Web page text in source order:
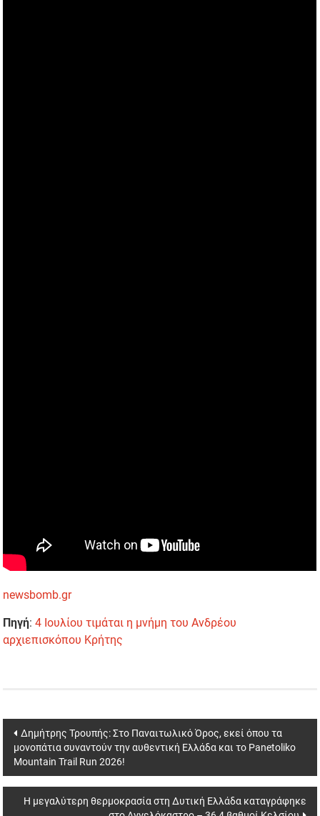
newsbomb.gr
Πηγή:4 Ιουλίου τιμάται η μνήμη του Ανδρέου
αρχιεπισκόπου Κρήτης
Post
navigation
Δημήτρης Τρουπής: Στο Παναιτωλικό Όρος, εκεί όπου τα
μονοπάτια συναντούν την αυθεντική Ελλάδα και το Panetoliko
Mountain Trail Run 2026!
Η μεγαλύτερη θερμοκρασία στη Δυτική Ελλάδα καταγράφηκε